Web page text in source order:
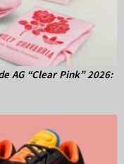
AG “Clear Pink” 2026: